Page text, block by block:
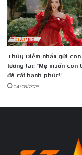
Thúy Diễm nhắn gửi
tương lai: “Mẹ muốn con
đã rất hạnh phúc!”
04/08/2026